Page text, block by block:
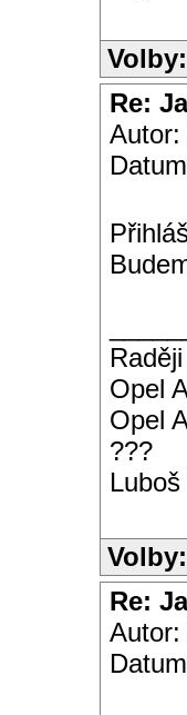
Volby:
Re:
Autor:
Opel
Opel
???
Volby:
Re:
Autor: